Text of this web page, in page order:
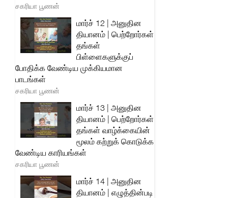
சகரியா பூணன்
மார்ச் 12 | அனுதின
தியானம் | பெற்றோர்கள்
தங்கள்
பிள்ளைகளுக்குப்
போதிக்க வேண்டிய முக்கியமான
பாடங்கள்
சகரியா பூணன்
மார்ச் 13 | அனுதின
தியானம் | பெற்றோர்கள்
தங்கள் வாழ்க்கையின்
மூலம் கற்றுக் கொடுக்க
வேண்டிய காரியங்கள்
சகரியா பூணன்
மார்ச் 14 | அனுதின
தியானம் | எழுத்தின்படி